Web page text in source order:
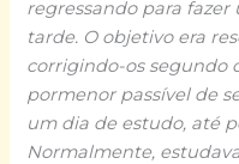
regressando para
tarde. O objetivo era
corrigindo-os segundo
pormenor passível de
um dia de estudo, até
Normalmente,